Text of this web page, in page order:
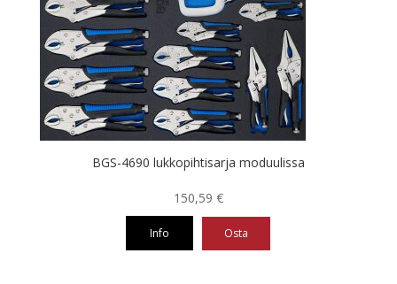
BGS-4690 lukkopihtisarja moduulissa
150,59 €
Info Osta